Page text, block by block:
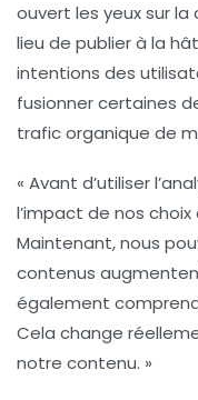
ouvert les yeux sur la
lieu de publier à la
intentions des
fusionner certaines
trafic organique de
« Avant d’utiliser
l’impact de nos
Maintenant, nous
contenus
également
Cela change
notre contenu. »